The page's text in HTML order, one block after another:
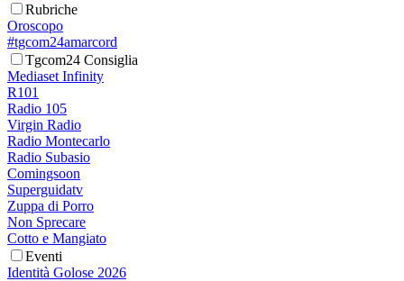
Rubriche
Oroscopo
#tgcom24amarcord
Tgcom24 Consiglia
Mediaset Infinity
R101
Radio 105
Virgin Radio
Radio Montecarlo
Radio Subasio
Comingsoon
Superguidatv
Zuppa di Porro
Non Sprecare
Cotto e Mangiato
Eventi
Identità Golose 2026